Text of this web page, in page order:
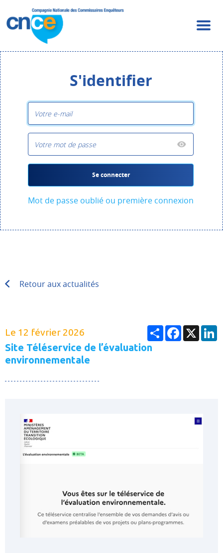
S'identifier
Se connecter
Mot de passe oublié ou première connexion
Retour aux actualités
Le 12 février 2026 PartagerFacebook
X
Site Téléservice de l’évaluation
environnementale